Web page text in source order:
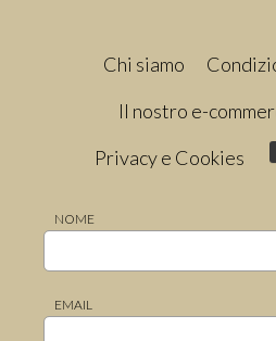
Chi siamo
Il nostro e-
Privacy e Cookies
NOME
EMAIL